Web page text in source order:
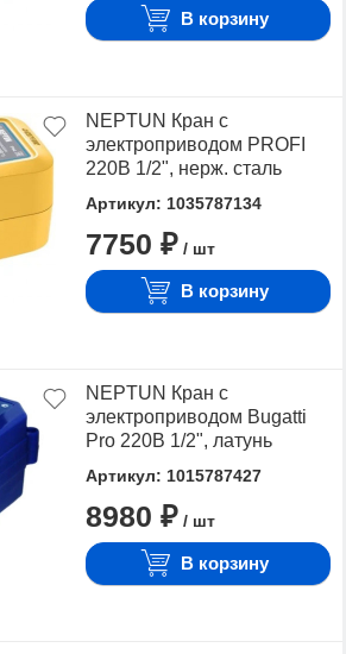
В корзину
NEPTUN Кран с
электроприводом PROFI
220В 1/2", нерж. сталь
Артикул: 1035787134
7750 ₽ / шт
В корзину
NEPTUN Кран с
электроприводом Bugatti
Pro 220В 1/2", латунь
Артикул: 1015787427
8980 ₽ / шт
В корзину